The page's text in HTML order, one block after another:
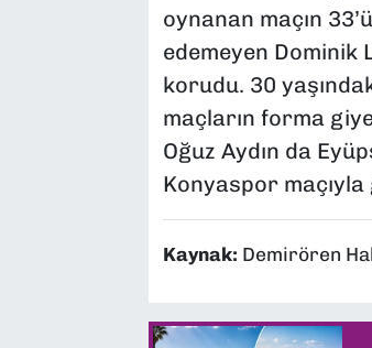
oynanan maçın
edemeyen Dominik
korudu. 30
maçların forma
Oğuz Aydın da
Konyaspor
Kaynak: Demirören